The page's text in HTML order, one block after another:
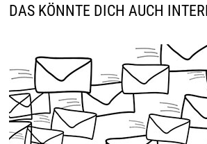
DAS KÖNNTE DICH AUCH